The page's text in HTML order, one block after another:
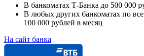
В банкоматах Т-Банка до 500 000
В любых других банкоматах по
100 000 рублей в месяц
На сайт банка